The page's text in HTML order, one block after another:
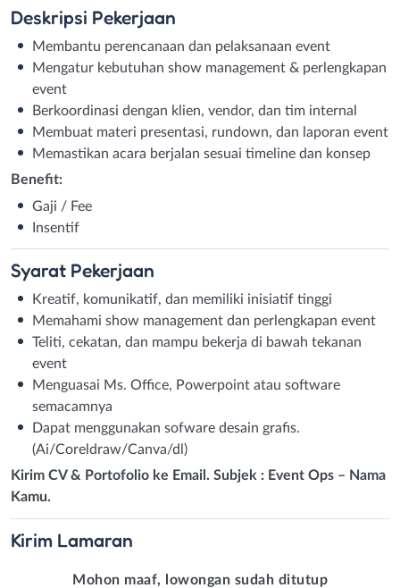
Deskripsi Pekerjaan
Membantu perencanaan dan pelaksanaan event
Mengatur kebutuhan show management & perlengkapan
event
Berkoordinasi dengan klien, vendor, dan tim internal
Membuat materi presentasi, rundown, dan laporan event
Memastikan acara berjalan sesuai timeline dan konsep
Benefit:
Gaji / Fee
Insentif
Syarat Pekerjaan
Kreatif, komunikatif, dan memiliki inisiatif tinggi
Memahami show management dan perlengkapan event
Teliti, cekatan, dan mampu bekerja di bawah tekanan
event
Menguasai Ms. Office, Powerpoint atau software
semacamnya
Dapat menggunakan sofware desain grafis.
(Ai/Coreldraw/Canva/dl)
Kirim CV & Portofolio ke Email. Subjek : Event Ops – Nama
Kamu.
Kirim Lamaran
Mohon maaf, lowongan sudah ditutup